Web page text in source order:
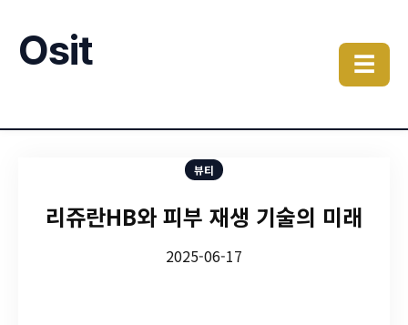
Osit ☰
뷰티
리쥬란HB와 피부 재생 기술의 미래
2025-06-17